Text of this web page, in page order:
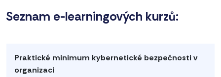
Seznam e-learningových kurzů: